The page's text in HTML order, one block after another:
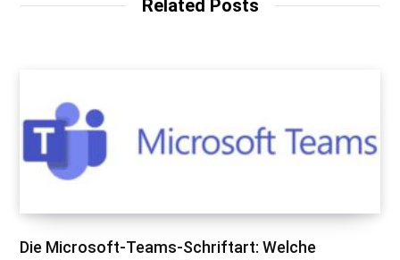
Related Posts
Die Microsoft-Teams-Schriftart: Welche